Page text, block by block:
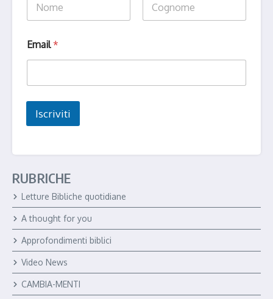
m
a
o
e
i
l
Email*
Iscriviti
RUBRICHE
Letture Bibliche quotidiane
A thought for you
Approfondimenti biblici
Video News
CAMBIA-MENTI